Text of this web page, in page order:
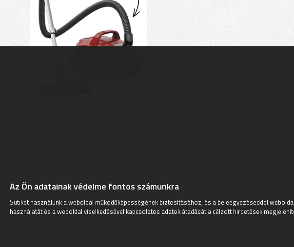
Kiemelt kategóriák Fontos információk
Az Ön adatainak védelme fontos számunkra
Sütiket használunk a weboldal működőképességének biztosításához, és a beleegyezéseddel
használatát és a weboldal viselkedésével kapcsolatos adatok átadását a célzott hirdetések